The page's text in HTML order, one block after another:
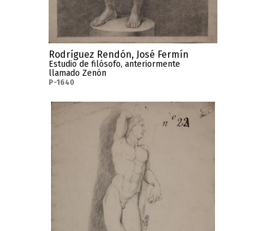
Rodríguez Rendón, José Fermín
Estudio de filósofo, anteriormente
llamado Zenón
P-1640